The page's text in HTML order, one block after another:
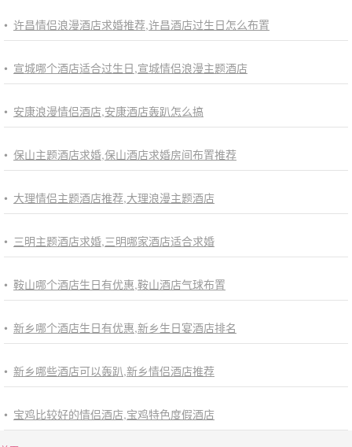
• 许昌情侣浪漫酒店求婚推荐,许昌酒店过生日怎么布置
• 宣城哪个酒店适合过生日,宣城情侣浪漫主题酒店
• 安康浪漫情侣酒店,安康酒店轰趴怎么搞
• 保山主题酒店求婚,保山酒店求婚房间布置推荐
• 大理情侣主题酒店推荐,大理浪漫主题酒店
• 三明主题酒店求婚,三明哪家酒店适合求婚
• 鞍山哪个酒店生日有优惠,鞍山酒店气球布置
• 新乡哪个酒店生日有优惠,新乡生日宴酒店排名
• 新乡哪些酒店可以轰趴,新乡情侣酒店推荐
• 宝鸡比较好的情侣酒店,宝鸡特色度假酒店